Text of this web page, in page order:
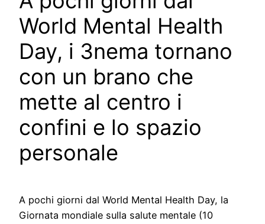
World Mental Health
Day, i 3nema tornano
con un brano che
mette al centro i
confini e lo spazio
personale
A pochi giorni dal World Mental Health Day, la
Giornata mondiale sulla salute mentale (10